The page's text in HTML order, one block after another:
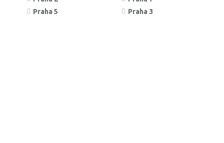
Praha 5
Praha 3